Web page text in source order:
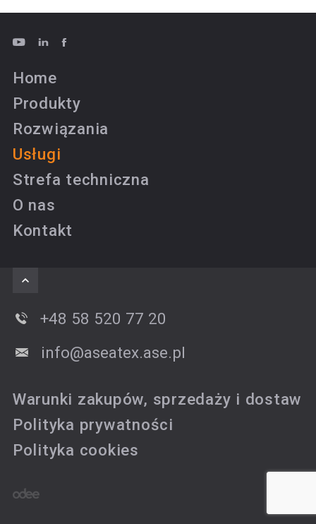
Home
Produkty
Rozwiązania
Usługi
Strefa techniczna
O nas
Kontakt
+48 58 520 77 20
info@aseatex.ase.pl
Warunki zakupów, sprzedaży i dostaw
Polityka prywatności
Polityka cookies